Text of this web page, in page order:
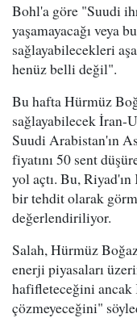
Bohl'a göre "Suudi
yaşamayacağı veya
sağlayabilecekleri
henüz belli değil".
Bu hafta Hürmüz
sağlayabilecek İran-
Suudi Arabistan'ın
fiyatını 50 sent
yol açtı. Bu,
bir tehdit olarak
değerlendiriliyor.
Salah, Hürmüz
enerji piyasaları
hafifleteceğini ancak
çözmeyeceğini"